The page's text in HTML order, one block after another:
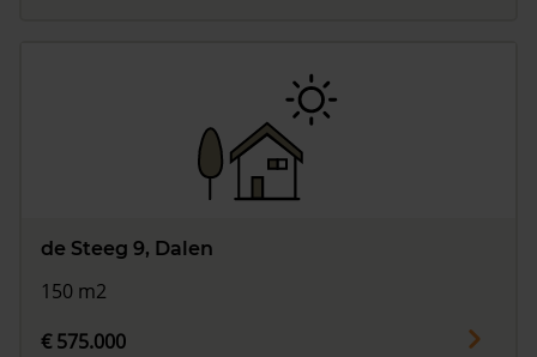
de Steeg 9, Dalen
150 m2
€ 575.000